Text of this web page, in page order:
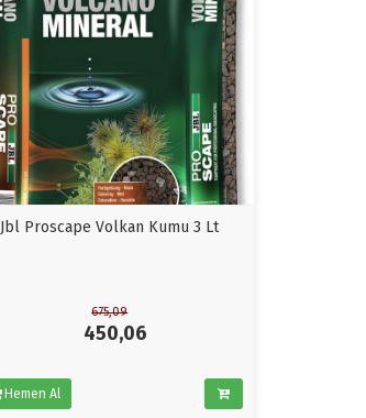
Jbl Proscape Volkan Kumu 3 Lt
675,09
450,06
Hemen Al